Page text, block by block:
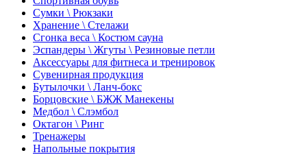
Сумки \ Рюкзаки
Хранение \ Стелажи
Сгонка веса \ Костюм сауна
Эспандеры \ Жгуты \ Резиновые петли
Аксессуары для фитнеса и тренировок
Сувенирная продукция
Бутылочки \ Ланч-бокс
Борцовские \ БЖЖ Манекены
Медбол \ Слэмбол
Октагон \ Ринг
Тренажеры
Напольные покрытия